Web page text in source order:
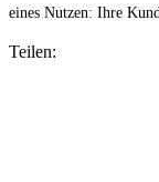
eines Nutzen: Ihre
Teilen: